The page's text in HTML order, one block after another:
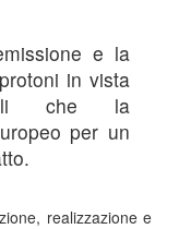
e la
in vista
che la
per un
realizzazione e